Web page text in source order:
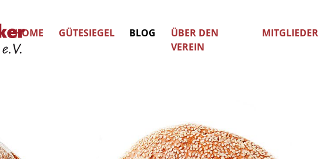
HOME GÜTESIEGEL BLOG
ÜBER DEN
VEREIN
MITGLIEDER